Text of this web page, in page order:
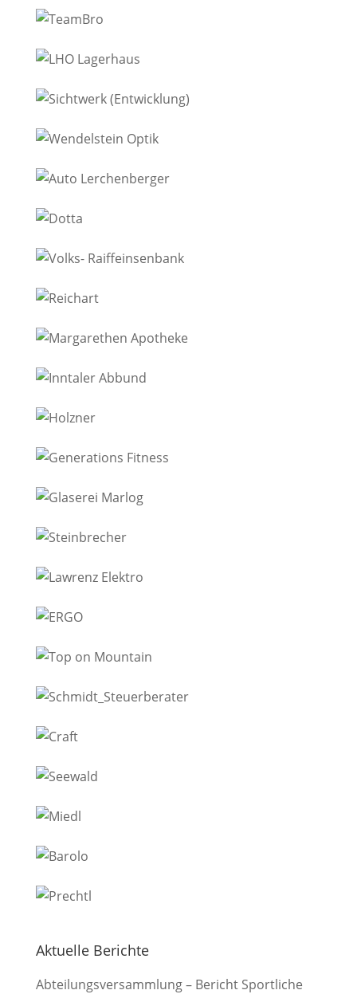
Aktuelle Berichte
Abteilungsversammlung – Bericht Sportliche